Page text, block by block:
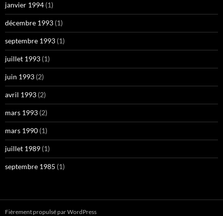
janvier 1994 (1)
décembre 1993 (1)
septembre 1993 (1)
juillet 1993 (1)
juin 1993 (2)
avril 1993 (2)
mars 1993 (2)
mars 1990 (1)
juillet 1989 (1)
septembre 1985 (1)
Fièrement propulsé par WordPress